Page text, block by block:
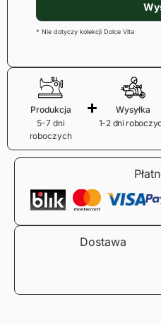
* Nie dotyczy kolekcji Dolce Vita
Produkcja
5-7 dni
roboczych
Wysyłka
1-2 dni
Dostawa